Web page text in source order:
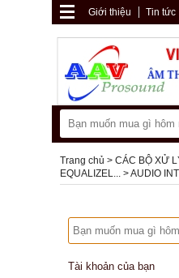
Giới thiệu Tin tức
Trang chủ
CÁC BỘ XỬ
EQUALIZEL...
AUDIO
Tài khoản của bạn